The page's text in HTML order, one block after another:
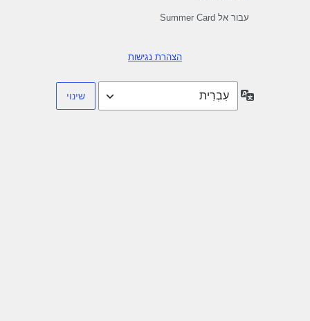
עבור אל Summer Card
הצהרת נגישות
שפה